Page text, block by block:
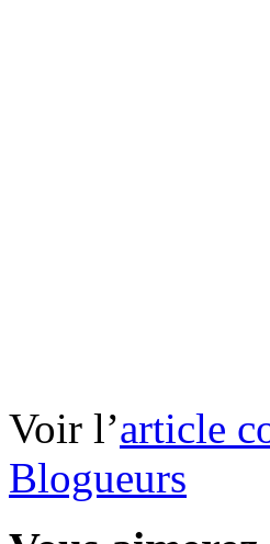
Voir l’article
Blogueurs